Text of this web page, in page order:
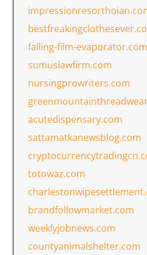
falling-film-evaporator.com
sumuslawfirm.com
nursingprowriters.com
acutedispensary.com
sattamatkanewsblog.com
totowaz.com
brandfollowmarket.com
weeklyjobnews.com
countyanimalshelter.com